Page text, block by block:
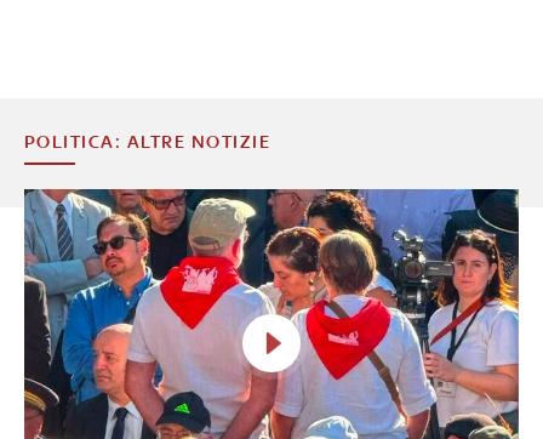
POLITICA: ALTRE NOTIZIE